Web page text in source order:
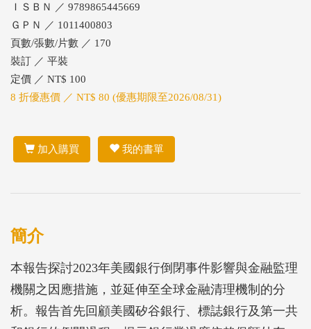
ＩＳＢＮ ／ 9789865445669
ＧＰＮ ／ 1011400803
頁數/張數/片數 ／ 170
裝訂 ／ 平裝
定價 ／ NT$ 100
8 折優惠價 ／ NT$ 80 (優惠期限至2026/08/31)
加入購買 我的書單
簡介
本報告探討2023年美國銀行倒閉事件影響與金融監理
機關之因應措施，並延伸至全球金融清理機制的分
析。報告首先回顧美國矽谷銀行、標誌銀行及第一共